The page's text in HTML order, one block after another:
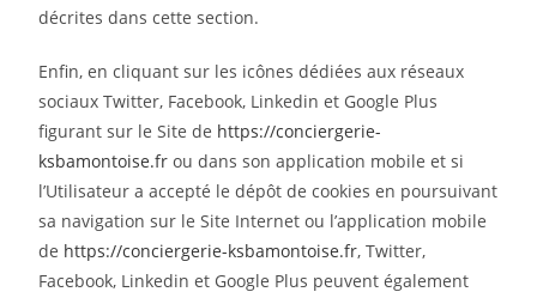
décrites dans cette section.
Enfin, en cliquant sur les icônes dédiées aux réseaux
sociaux Twitter, Facebook, Linkedin et Google Plus
figurant sur le Site de https://conciergerie-
ksbamontoise.fr ou dans son application mobile et si
l’Utilisateur a accepté le dépôt de cookies en poursuivant
sa navigation sur le Site Internet ou l’application mobile
de https://conciergerie-ksbamontoise.fr, Twitter,
Facebook, Linkedin et Google Plus peuvent également